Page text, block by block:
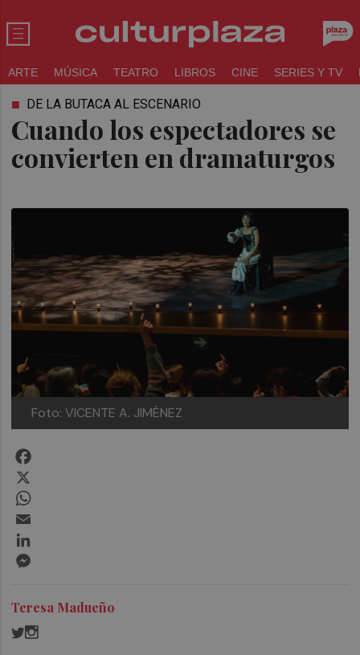
ARTE MÚSICA TEATRO LIBROS CINE SERIES Y TV
Cuando los espectadores se
convierten en dramaturgos
DE LA BUTACA AL ESCENARIO
Foto: VICENTE A. JIMÉNEZ
Teresa Madueño